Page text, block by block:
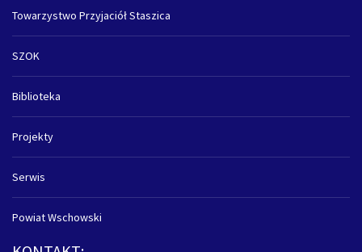
Towarzystwo Przyjaciół Staszica
SZOK
Biblioteka
Projekty
Serwis
Powiat Wschowski